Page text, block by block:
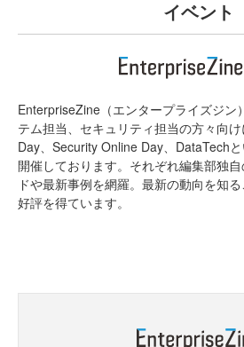
イベント
EnterpriseZine（エンタープライズジン
テム担当、セキュリティ担当の方々向
Day、Security Online Day、DataTech
開催しております。それぞれ編集部独
ドや最新事例を網羅。最新の動向を知る
好評を得ています。